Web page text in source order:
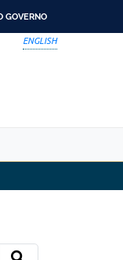
GOVERNO
ENGLISH